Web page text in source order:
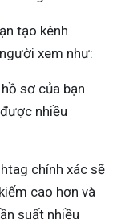
tạo kênh
xem như:
sơ của bạn
nhiều
chính xác sẽ
cao hơn và
suất nhiều